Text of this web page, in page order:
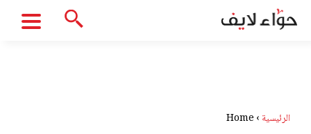
الرئيسية ›
Home